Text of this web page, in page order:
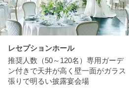
レセプションホール
推奨人数（50～120名）専用ガーデ
ン付きで天井が高く壁一面がガラス
張りで明るい披露宴会場